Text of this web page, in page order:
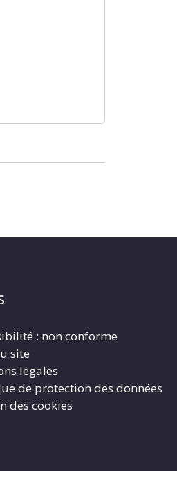
: non conforme
site
légales
de protection des données
des cookies